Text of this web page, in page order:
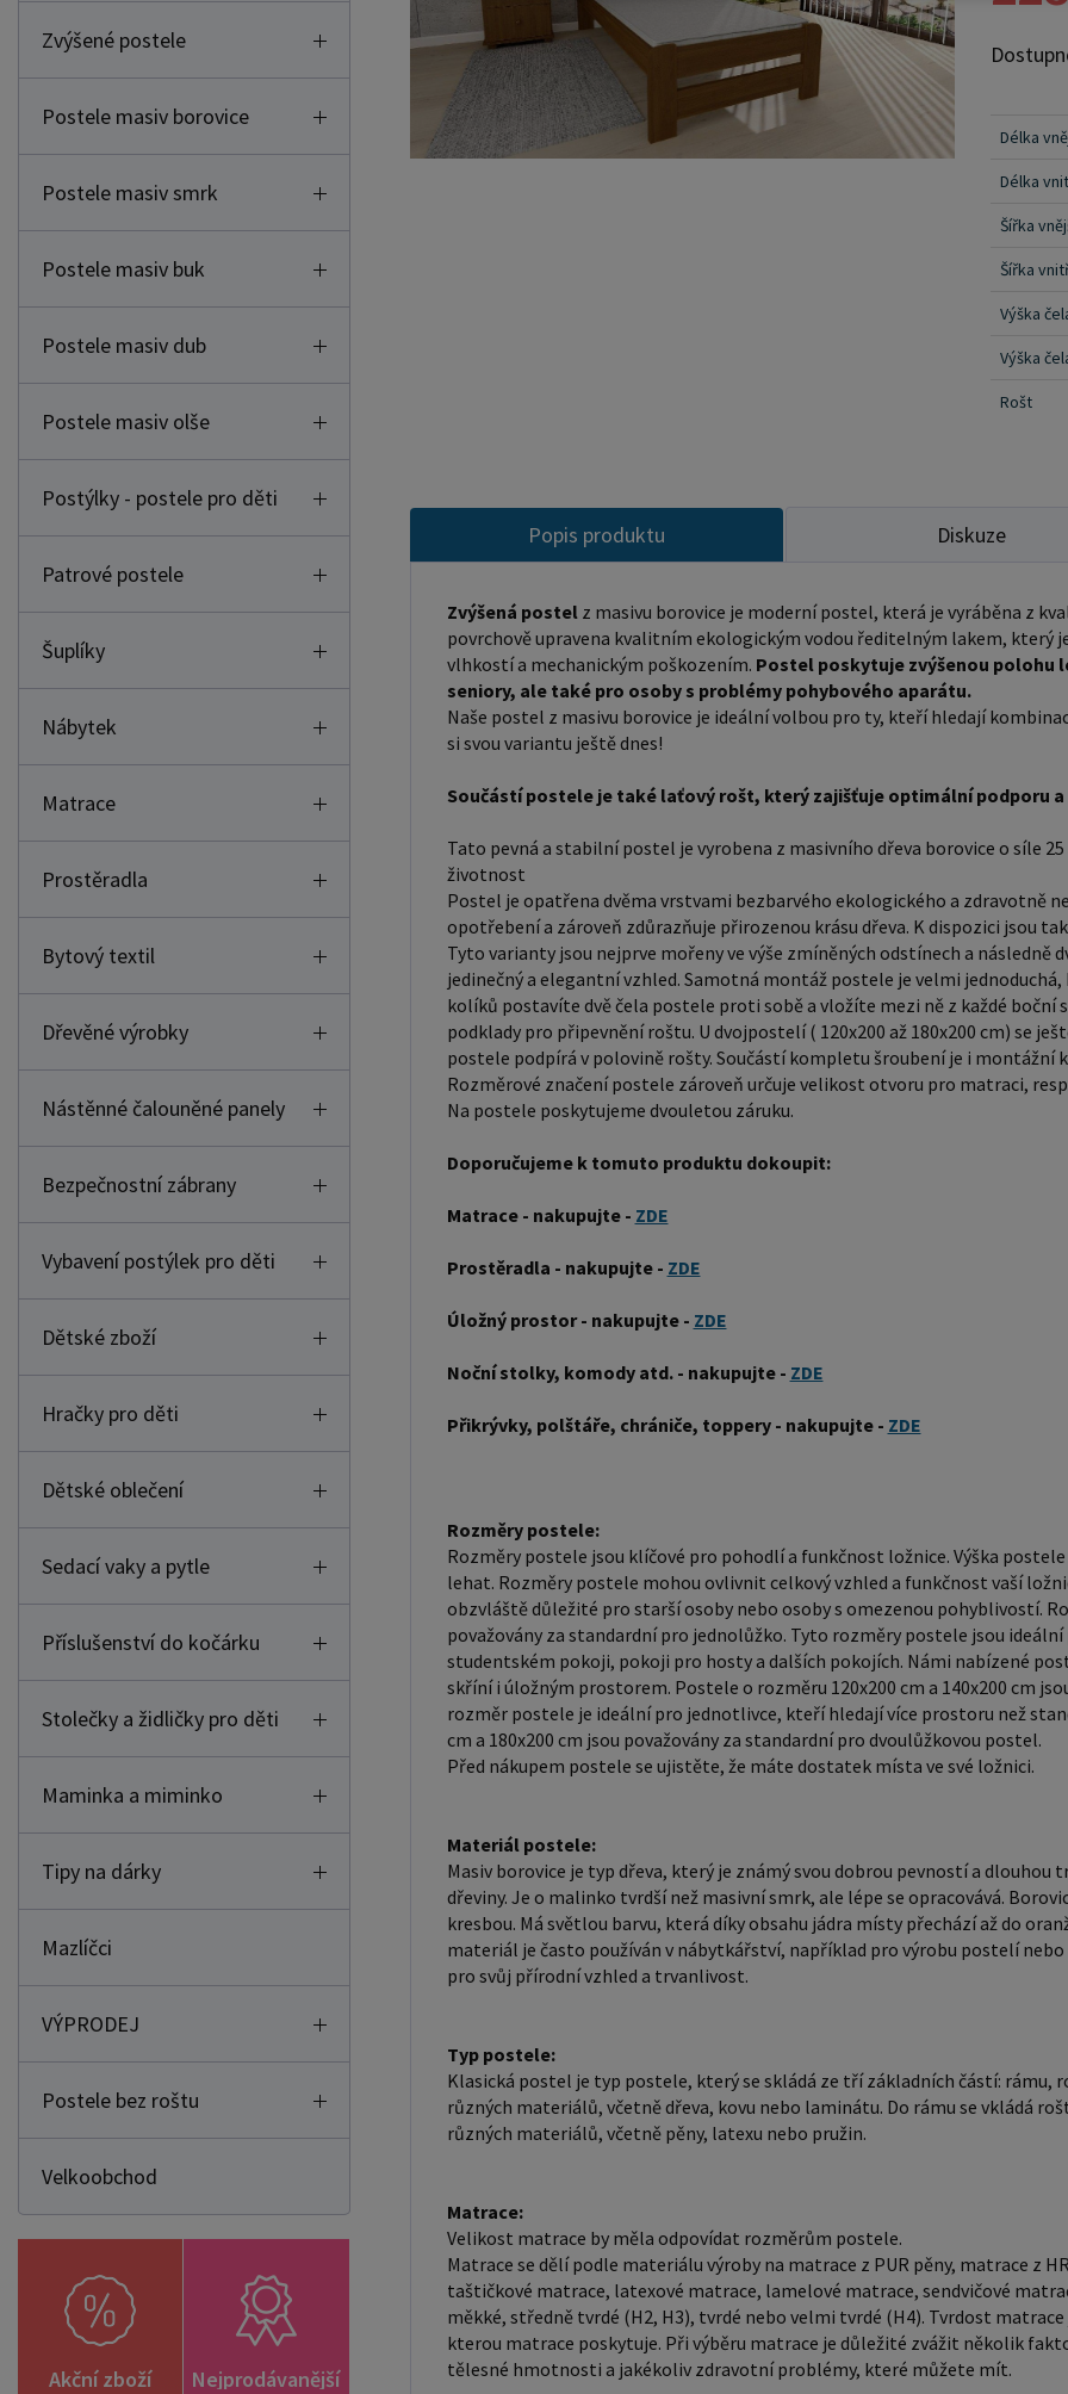
Zvýšené postele
Postele masiv borovice
Postele masiv smrk
Postele masiv buk
Postele masiv dub
Postele masiv olše
Postýlky - postele pro děti
Patrové postele
Šuplíky
Nábytek
Matrace
Prostěradla
Bytový textil
Dřevěné výrobky
Nástěnné čalouněné panely
Bezpečnostní zábrany
Vybavení postýlek pro děti
Dětské zboží
Hračky pro děti
Dětské oblečení
Sedací vaky a pytle
Příslušenství do kočárku
Stolečky a židličky pro děti
Maminka a miminko
Tipy na dárky
Mazlíčci
VÝPRODEJ
Postele bez roštu
Velkoobchod
Akční zboží Nejprodávanější
osoby s
který
Tato
který
postele
postele
ještě
velikost
postele
tomuto
Prostěradla -
- ZDE Noční stolky, komody atd. - nakupujte - ZDE Přikrývky,
polštáře,
postele:
mohli
ovlivnit
Před
ve své ložnici. Materiál postele:
který je
tvrdší
dřevo
světlou
oblíbené
být
tvrdé
je
několik
tělesné
Délka
Délka
Šířka
Šířka
Výška
Výška
Rošt
Popis produktu Diskuze
Zvýšená postelz masivu borovice je moderní postel, která je vyráběna z
povrchově upravena kvalitním ekologickým vodou ředitelným lakem, který
vlhkostí a mechanickým poškozením. Postel poskytuje zvýšenou polohu
seniory, ale také pro osoby s problémy pohybového aparátu.
Naše postel z masivu borovice je ideální volbou pro ty, kteří hledají
si svou variantu ještě dnes!
Součástí postele je také laťový rošt, který zajišťuje optimální podporu
Tato pevná a stabilní postel je vyrobena z masivního dřeva borovice o síle
životnost
Postel je opatřena dvěma vrstvami bezbarvého ekologického a zdravotně
opotřebení a zároveň zdůrazňuje přirozenou krásu dřeva. K dispozici jsou
Tyto varianty jsou nejprve mořeny ve výše zmíněných odstínech a následně
jedinečný a elegantní vzhled. Samotná montáž postele je velmi
kolíků postavíte dvě čela postele proti sobě a vložíte mezi ně z každé
podklady pro připevnění roštu. U dvojpostelí ( 120x200 až 180x200 cm) se
postele podpírá v polovině rošty. Součástí kompletu šroubení je i montážní
Rozměrové značení postele zároveň určuje velikost otvoru pro matraci,
Na postele poskytujeme dvouletou záruku.
Doporučujeme k tomuto produktu dokoupit:
Matrace - nakupujte - ZDE
Prostěradla - nakupujte - ZDE
Úložný prostor - nakupujte - ZDE
Noční stolky, komody atd. - nakupujte - ZDE
Přikrývky, polštáře, chrániče, toppery - nakupujte - ZDE
Rozměry postele:
Rozměry postele jsou klíčové pro pohodlí a funkčnost ložnice. Výška
lehat. Rozměry postele mohou ovlivnit celkový vzhled a funkčnost vaší
obzvláště důležité pro starší osoby nebo osoby s omezenou pohyblivostí.
považovány za standardní pro jednolůžko. Tyto rozměry postele jsou
studentském pokoji, pokoji pro hosty a dalších pokojích. Námi nabízené
skříní i úložným prostorem. Postele o rozměru 120x200 cm a 140x200 cm
rozměr postele je ideální pro jednotlivce, kteří hledají více prostoru než
cm a 180x200 cm jsou považovány za standardní pro dvoulůžkovou postel.
Před nákupem postele se ujistěte, že máte dostatek místa ve své ložnici.
Materiál postele:
Masiv borovice je typ dřeva, který je známý svou dobrou pevností a dlouhou
dřeviny. Je o malinko tvrdší než masivní smrk, ale lépe se opracovává.
kresbou. Má světlou barvu, která díky obsahu jádra místy přechází až do
materiál je často používán v nábytkářství, například pro výrobu postelí
pro svůj přírodní vzhled a trvanlivost.
Typ postele:
Klasická postel je typ postele, který se skládá ze tří základních částí: rámu,
různých materiálů, včetně dřeva, kovu nebo laminátu. Do rámu se vkládá
různých materiálů, včetně pěny, latexu nebo pružin.
Matrace:
Velikost matrace by měla odpovídat rozměrům postele.
Matrace se dělí podle materiálu výroby na matrace z PUR pěny, matrace z
taštičkové matrace, latexové matrace, lamelové matrace, sendvičové
měkké, středně tvrdé (H2, H3), tvrdé nebo velmi tvrdé (H4). Tvrdost
kterou matrace poskytuje. Při výběru matrace je důležité zvážit několik
tělesné hmotnosti a jakékoliv zdravotní problémy, které můžete mít.